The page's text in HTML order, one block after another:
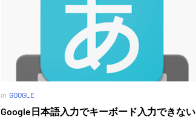
in GOOGLE
Google日本語入力でキーボード入力できない